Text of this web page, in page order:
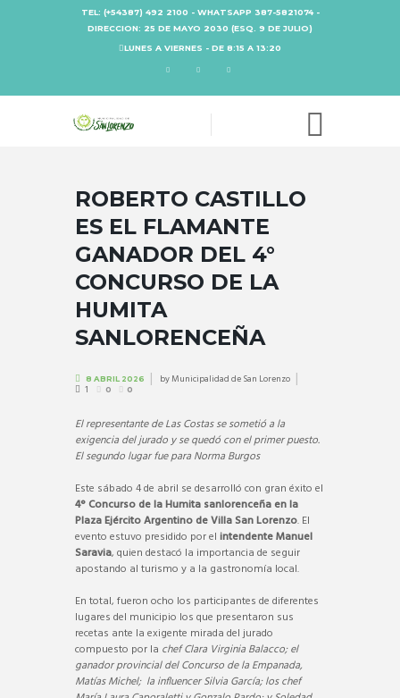
TEL: (+54387) 492 2100 - WHATSAPP 387-5821074 -
DIRECCION: 25 DE MAYO 2030 (ESQ. 9 DE JULIO)
LUNES A VIERNES - DE 8:15 A 13:20
ROBERTO CASTILLO
ES EL FLAMANTE
GANADOR DEL 4°
CONCURSO DE LA
HUMITA
SANLORENCEÑA
8 ABRIL 2026 byMunicipalidad de San Lorenzo
1 0 0
El representante de Las Costas se sometió a la
exigencia del jurado y se quedó con el primer puesto.
El segundo lugar fue para Norma Burgos
Este sábado 4 de abril se desarrolló con gran éxito el
4° Concurso de la Humita sanlorenceña en la
Plaza Ejército Argentino de Villa San Lorenzo. El
evento estuvo presidido por el intendente Manuel
Saravia, quien destacó la importancia de seguir
apostando al turismo y a la gastronomía local.
En total, fueron ocho los participantes de diferentes
lugares del municipio los que presentaron sus
recetas ante la exigente mirada del jurado
compuesto por la chef Clara Virginia Balacco; el
ganador provincial del Concurso de la Empanada,
Matías Michel; la influencer Silvia García; los chef